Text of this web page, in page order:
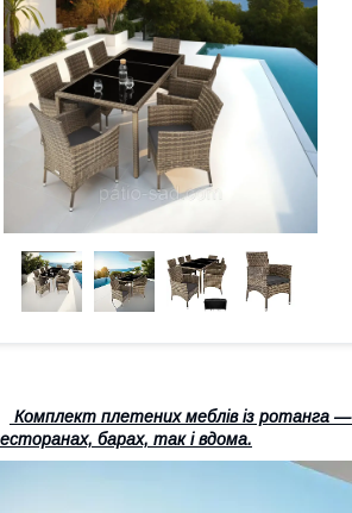
Комплект плетених меблів із ротанга —
барах, так і вдома.